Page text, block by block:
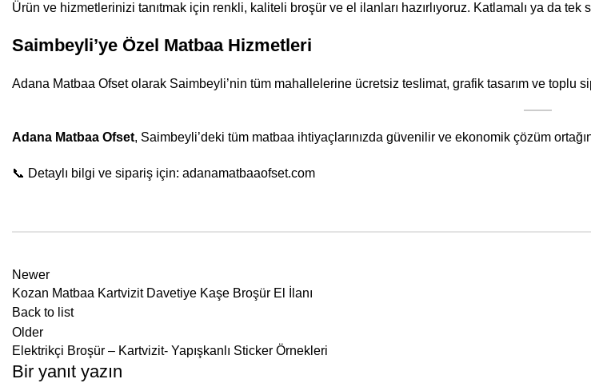
Ürün ve hizmetlerinizi tanıtmak için renkli, kaliteli broşür ve el ilanları hazırlıyoruz. Katlamalı ya da
Saimbeyli’ye Özel Matbaa Hizmetleri
Adana Matbaa Ofset olarak Saimbeyli’nin tüm mahallelerine ücretsiz teslimat, grafik tasarım ve toplu
Adana Matbaa Ofset, Saimbeyli’deki tüm matbaa ihtiyaçlarınızda güvenilir ve ekonomik çözüm
📞 Detaylı bilgi ve sipariş için: adanamatbaaofset.com
Newer
Kozan Matbaa Kartvizit Davetiye Kaşe Broşür El İlanı
Back to list
Older
Elektrikçi Broşür – Kartvizit- Yapışkanlı Sticker Örnekleri
Bir yanıt yazın